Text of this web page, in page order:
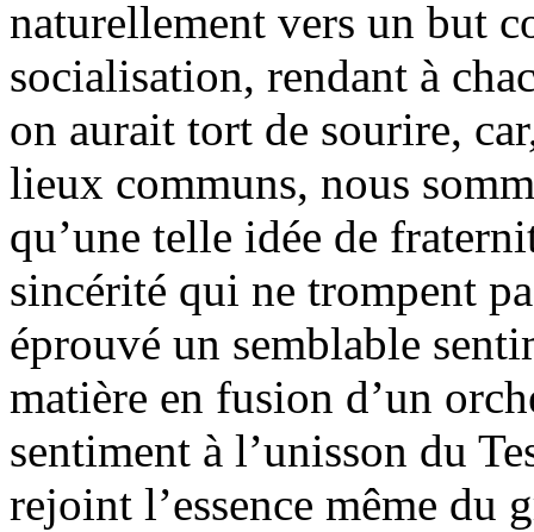
naturellement vers un but
socialisation, rendant à
on aurait tort de sourire,
lieux communs, nous
qu’une telle idée de
sincérité qui ne trompent
éprouvé un semblable
matière en fusion d’un
sentiment à l’unisson du
rejoint l’essence même du